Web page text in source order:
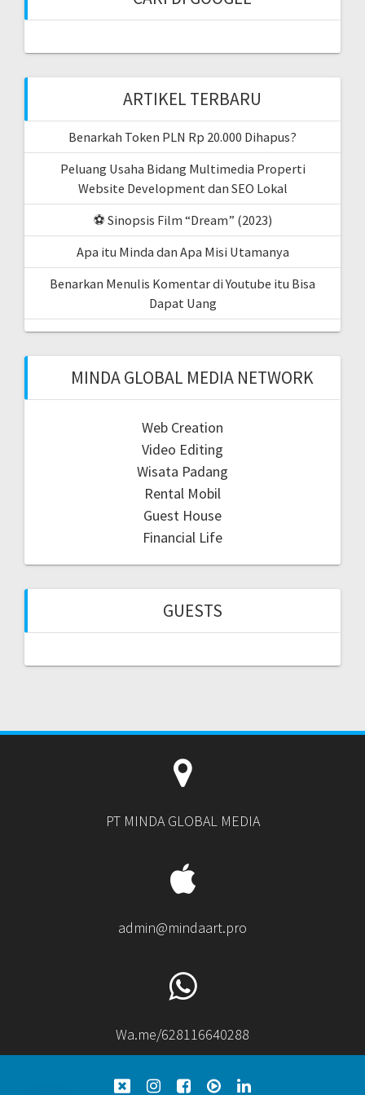
ARTIKEL TERBARU
Benarkah Token PLN Rp 20.000 Dihapus?
Peluang Usaha Bidang Multimedia Properti
Website Development dan SEO Lokal
⚽ Sinopsis Film “Dream” (2023)
Apa itu Minda dan Apa Misi Utamanya
Benarkan Menulis Komentar di Youtube itu Bisa
Dapat Uang
MINDA GLOBAL MEDIA NETWORK
Web Creation
Video Editing
Wisata Padang
Rental Mobil
Guest House
Financial Life
GUESTS
PT MINDA GLOBAL MEDIA
admin@mindaart.pro
Wa.me/628116640288